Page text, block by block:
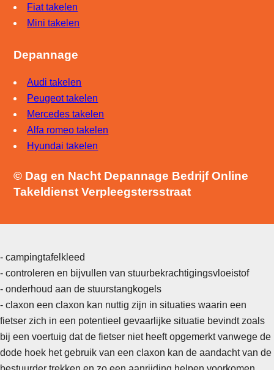
Fiat takelen
Mini takelen
Depannage
Audi takelen
Peugeot takelen
Mercedes takelen
Alfa romeo takelen
Hyundai takelen
© Dag en Nacht Depannage Bedrijf Online
Takeldienst Verpleegstersstraat
- campingtafelkleed
- controleren en bijvullen van stuurbekrachtigingsvloeistof
- onderhoud aan de stuurstangkogels
- claxon een claxon kan nuttig zijn in situaties waarin een
fietser zich in een potentieel gevaarlijke situatie bevindt zoals
bij een voertuig dat de fietser niet heeft opgemerkt vanwege de
dode hoek het gebruik van een claxon kan de aandacht van de